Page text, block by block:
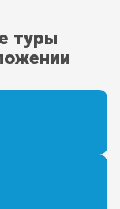
туры